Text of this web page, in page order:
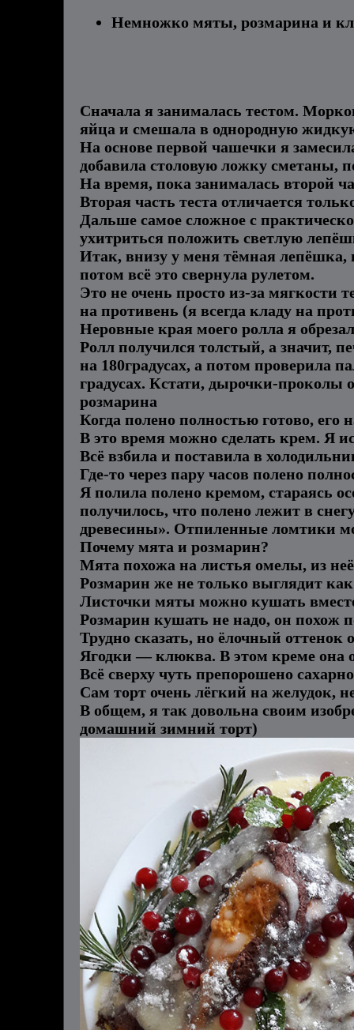
Немножко мяты, розмарина и
Сначала я занималась тестом.
яйца и смешала в однородную
На основе первой чашечки я
добавила столовую ложку сметаны,
На время, пока занималась второй
Вторая часть теста отличается
Дальше самое сложное с
ухитриться положить светлую
Итак, внизу у меня тёмная
потом всё это свернула рулетом.
Это не очень просто из-за
на противень (я всегда кладу на
Неровные края моего ролла я
Ролл получился толстый, а значит,
на 180градусах, а потом проверила
градусах. Кстати, дырочки-проколы
розмарина
Когда полено полностью готово, его
В это время можно сделать крем. Я
Всё взбила и поставила в
Где-то через пару часов полено
Я полила полено кремом, стараясь
получилось, что полено лежит в
древесины». Отпиленные ломтики
Почему мята и розмарин?
Мята похожа на листья омелы, из
Розмарин же не только выглядит
Листочки мяты можно кушать
Розмарин кушать не надо, он похож
Трудно сказать, но ёлочный
Ягодки — клюква. В этом креме она
Всё сверху чуть препорошено
Сам торт очень лёгкий на желудок,
В общем, я так довольна своим
домашний зимний торт)